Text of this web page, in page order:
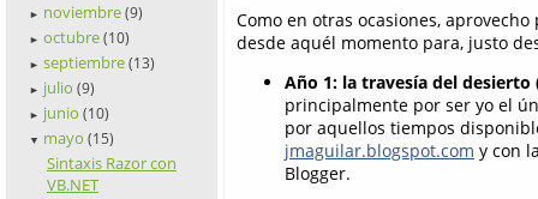
► noviembre (9)
► octubre (10)
► septiembre (13)
► julio (9)
► junio (10)
▼ mayo (15)
Sintaxis Razor con
VB.NET
Como en otras ocasiones,
desde aquél momento para, justo
Año 1: la travesía del desierto
principalmente por ser yo el
por aquellos tiempos
jmaguilar.blogspot.com y con
Blogger.